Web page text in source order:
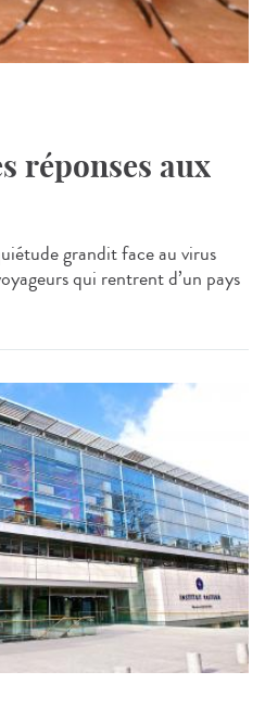
réponses aux
grandit face au virus
qui rentrent d’un pays